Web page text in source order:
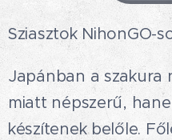
Sziasztok NihonGO-
Japánban a szakura
miatt népszerű,
készítenek belőle.